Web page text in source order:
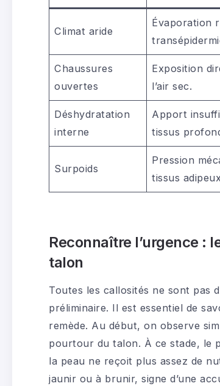
Climat aride
Évaporation
Chaussures
ouvertes
Exposition
l’air sec.
Déshydratation
interne
Apport
tissus
Surpoids
Pression
tissus
Reconnaître l’urgence :
talon
Toutes les callosités ne sont pas
préliminaire. Il est essentiel de
remède. Au début, on observe
pourtour du talon. À ce stade, le
la peau ne reçoit plus assez de
jaunir ou à brunir, signe d’une